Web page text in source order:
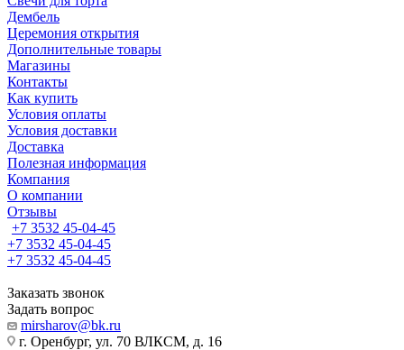
Дембель
Церемония открытия
Дополнительные товары
Магазины
Контакты
Как купить
Условия оплаты
Условия доставки
Доставка
Полезная информация
Компания
О компании
Отзывы
+7 3532 45-04-45
+7 3532 45-04-45
+7 3532 45-04-45
Заказать звонок
Задать вопрос
mirsharov@bk.ru
г. Оренбург, ул. 70 ВЛКСМ, д. 16